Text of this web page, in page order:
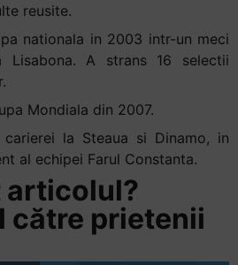
reusite.
nationala in 2003 intr-un meci
Lisabona. A strans 16 selectii
Mondiala din 2007.
la Steaua si Dinamo, in
al echipei Farul Constanta.
articolul?
către prietenii